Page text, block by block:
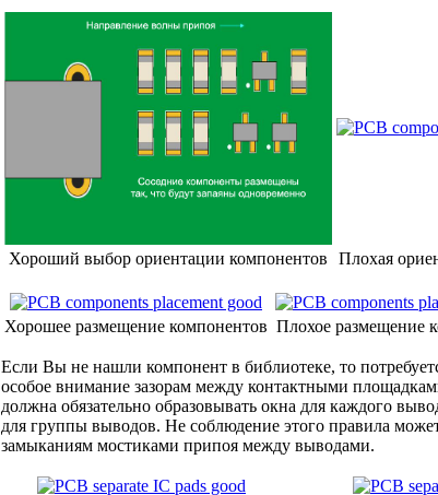
Хороший выбор ориентации компонентов Плохая
Хорошее размещение компонентов Плохое размещение
Если Вы не нашли компонент в библиотеке, то
особое внимание зазорам между контактными
должна обязательно образовывать окна для каждого
для группы выводов. Не соблюдение этого правила
замыканиям мостиками припоя между выводами.